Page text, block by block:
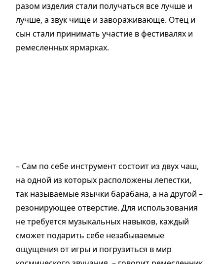
разом изделия стали получаться все лучше и
лучше, а звук чище и завораживающе. Отец и
сын стали принимать участие в фестивалях и
ремесленных ярмарках.
– Сам по себе инструмент состоит из двух чаш,
на одной из которых расположены лепестки,
так называемые язычки барабана, а на другой –
резонирующее отверстие. Для использования
не требуется музыкальных навыков, каждый
сможет подарить себе незабываемые
ощущения от игры и погрузиться в мир